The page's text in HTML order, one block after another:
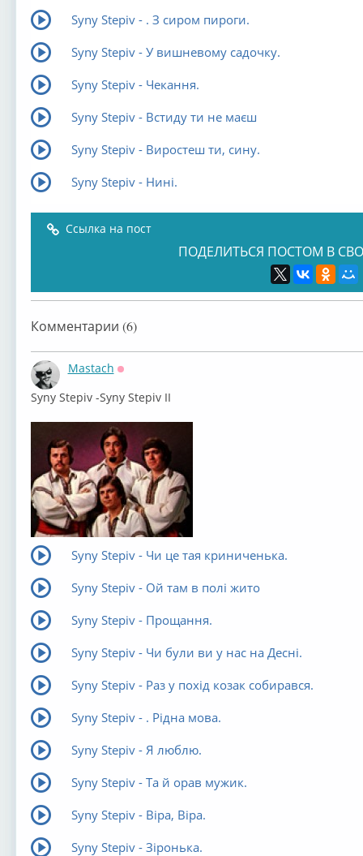
Syny Stepiv - . З сиром пироги.
Syny Stepiv - У вишневому садочку.
Syny Stepiv - Чекання.
Syny Stepiv - Встиду ти не маєш
Syny Stepiv - Виростеш ти, сину.
Syny Stepiv - Нині.
Ссылка на пост
ПОДЕЛИТЬСЯ ПОСТОМ В
Комментарии (6)
Mastach
⁣Syny Stepiv -Syny Stepiv II
Syny Stepiv - Чи це тая криниченька.
Syny Stepiv - Ой там в полі жито
Syny Stepiv - Прощання.
Syny Stepiv - Чи були ви у нас на Десні.
Syny Stepiv - Раз у похід козак собирався.
Syny Stepiv - . Рідна мова.
Syny Stepiv - Я люблю.
Syny Stepiv - Та й орав мужик.
Syny Stepiv - Віра, Віра.
Syny Stepiv - Зіронька.